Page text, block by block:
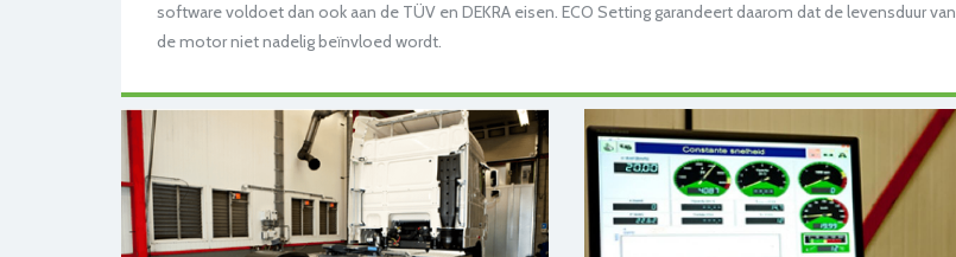
software voldoet dan ook aan de TÜV en DEKRA eisen. ECO Setting garandeert daarom dat de levensduur van
de motor niet nadelig beïnvloed wordt.